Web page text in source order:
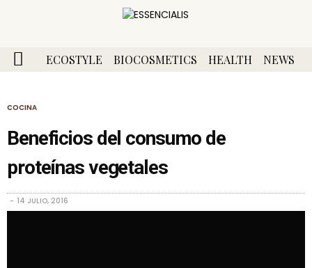
ECOSTYLE BIOCOSMETICS HEALTH NEWS
COCINA
Beneficios del consumo de
proteínas vegetales
14 JULIO, 2016